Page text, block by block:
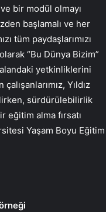
bir modül olmayı
başlamalı ve her
tüm paydaşlarımızı
“Bu Dünya Bizim”
yetkinliklerini
Yıldız
sürdürülebilirlik
eğitim alma fırsatı
Yaşam Boyu Eğitim